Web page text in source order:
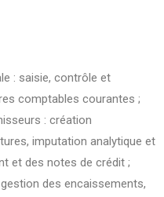
: saisie, contrôle et
comptables courantes ;
: création
imputation analytique et
et des notes de crédit ;
des encaissements,